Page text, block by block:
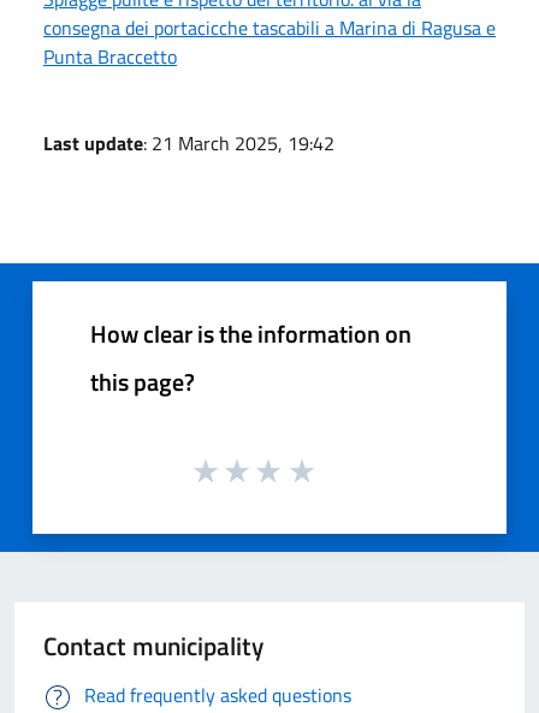
consegna dei portacicche tascabili a Marina di Ragusa e
Punta Braccetto
Last update: 21 March 2025, 19:42
How clear is the information on
this page?
Contact municipality
Read frequently asked questions